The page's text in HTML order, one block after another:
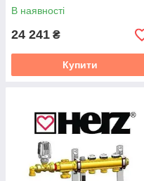
В наявності
24 241 ₴
Купити